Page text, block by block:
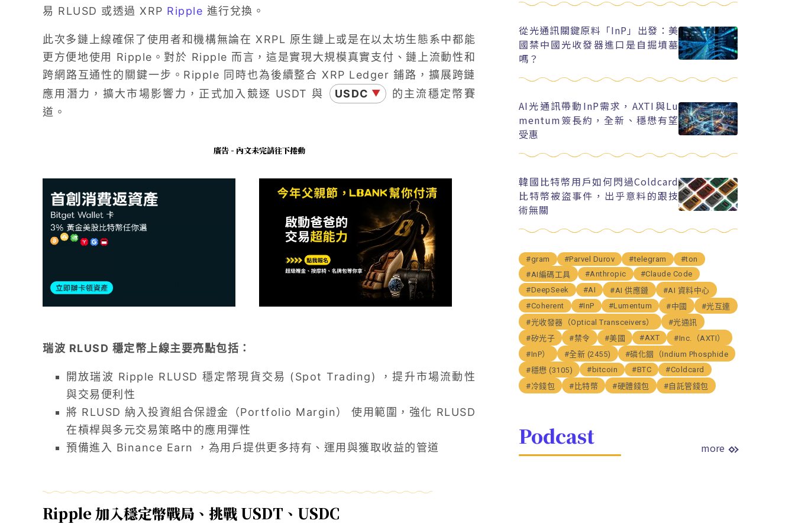
易 RLUSD 或透過 XRP Ripple 進行兌換。
此次多鏈上線確保了使用者和機構無論在 XRPL 原生鏈上或是在以太坊生態系中都能
更方便地使用 Ripple。對於 Ripple 而言，這是實現大規模真實支付、鏈上流動性和
跨網路互通性的關鍵一步。Ripple 同時也為後續整合 XRP Ledger 鋪路，擴展跨鏈
應用潛力，擴大市場影響力，正式加入競逐 USDT 與
USDC ▼
的主流穩定幣賽
道。
廣告 - 內文未完請往下捲動
瑞波 RLUSD 穩定幣上線主要亮點包括：
開放瑞波 Ripple RLUSD 穩定幣現貨交易 (Spot Trading) ，提升市場流動性
與交易便利性
將 RLUSD 納入投資組合保證金（Portfolio Margin） 使用範圍，強化 RLUSD
在槓桿與多元交易策略中的應用彈性
預備進入 Binance Earn ，為用戶提供更多持有、運用與獲取收益的管道
Ripple 加入穩定幣戰局、挑戰 USDT、USDC
從光通訊關鍵原料「InP」出發：美
國禁中國光收發器進口是自掘墳墓
嗎？
AI光通訊帶動InP需求，AXTI與Lu
mentum簽長約，全新、穩懋有望
受惠
韓國比特幣用戶如何閃過Coldcard
比特幣被盜事件，出乎意料的跟技
術無關
#gram #Parvel Durov #telegram
#ton
#AI編碼工具
#Anthropic
#Claude Code
#DeepSeek
#AI #AI 供應鏈
#AI 資料中心
#Coherent
#InP #Lumentum #中國
#光互連
#光收發器（Optical Transceivers）
#光通訊
#矽光子
#禁令 #美國 #AXT
#Inc.（AXTI）
#InP）
#全新 (2455)
#磷化銦（Indium Phosphide
#穩懋 (3105)
#bitcoin #BTC
#Coldcard
#冷錢包
#比特幣 #硬體錢包 #自託管錢包
Podcast more